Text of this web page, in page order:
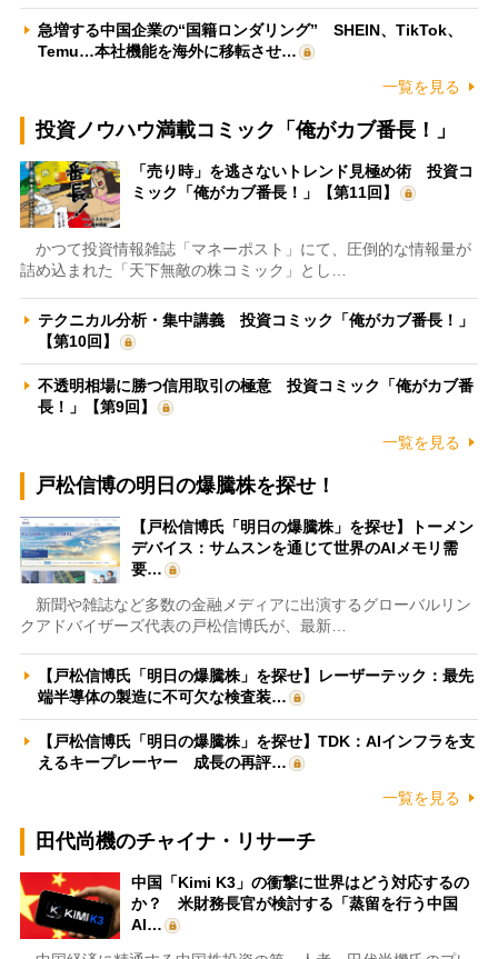
急増する中国企業の“国籍ロンダリング” SHEIN、TikTok、
Temu…本社機能を海外に移転させ…
一覧を見る
投資ノウハウ満載コミック「俺がカブ番長！」
「売り時」を逃さないトレンド見極め術 投資コ
ミック「俺がカブ番長！」【第11回】
かつて投資情報雑誌「マネーポスト」にて、圧倒的な情報量が
詰め込まれた「天下無敵の株コミック」とし…
テクニカル分析・集中講義 投資コミック「俺がカブ番長！」
【第10回】
不透明相場に勝つ信用取引の極意 投資コミック「俺がカブ番
長！」【第9回】
一覧を見る
戸松信博の明日の爆騰株を探せ！
【戸松信博氏「明日の爆騰株」を探せ】トーメン
デバイス：サムスンを通じて世界のAIメモリ需
要…
新聞や雑誌など多数の金融メディアに出演するグローバルリン
クアドバイザーズ代表の戸松信博氏が、最新…
【戸松信博氏「明日の爆騰株」を探せ】レーザーテック：最先
端半導体の製造に不可欠な検査装…
【戸松信博氏「明日の爆騰株」を探せ】TDK：AIインフラを支
えるキープレーヤー 成長の再評…
一覧を見る
田代尚機のチャイナ・リサーチ
中国「Kimi K3」の衝撃に世界はどう対応するの
か？ 米財務長官が検討する「蒸留を行う中国
AI…